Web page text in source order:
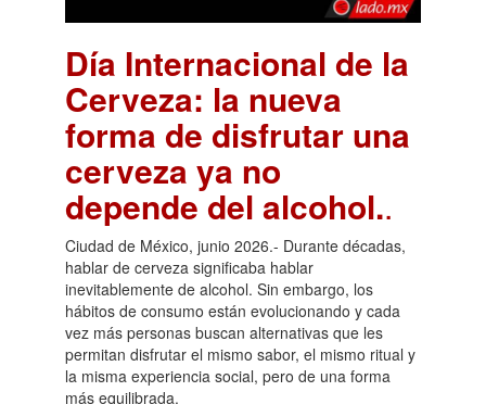
Día Internacional de la
Cerveza: la nueva
forma de disfrutar una
cerveza ya no
depende del alcohol..
Ciudad de México, junio 2026.- Durante décadas,
hablar de cerveza significaba hablar
inevitablemente de alcohol. Sin embargo, los
hábitos de consumo están evolucionando y cada
vez más personas buscan alternativas que les
permitan disfrutar el mismo sabor, el mismo ritual y
la misma experiencia social, pero de una forma
más equilibrada.